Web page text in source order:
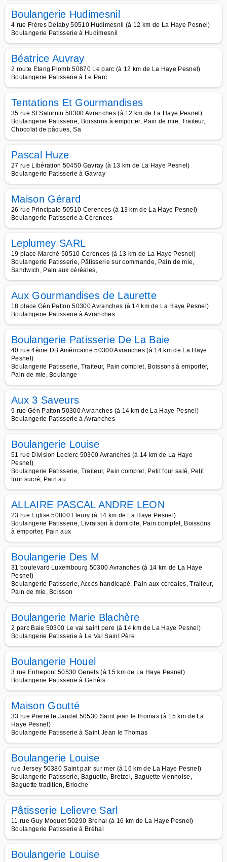
Boulangerie Hudimesnil
4 rue Frères Delaby 50510 Hudimesnil (à 12 km de La Haye Pesnel)
Boulangerie Patisserie à Hudimesnil
Béatrice Auvray
2 route Etang Plomb 50870 Le parc (à 12 km de La Haye Pesnel)
Boulangerie Patisserie à Le Parc
Tentations Et Gourmandises
35 rue St Saturnin 50300 Avranches (à 12 km de La Haye Pesnel)
Boulangerie Patisserie, Boissons à emporter, Pain de mie, Traiteur,
Chocolat de pâques, Sa
Pascal Huze
27 rue Libération 50450 Gavray (à 13 km de La Haye Pesnel)
Boulangerie Patisserie à Gavray
Maison Gérard
26 rue Principale 50510 Cerences (à 13 km de La Haye Pesnel)
Boulangerie Patisserie à Cérences
Leplumey SARL
19 place Marché 50510 Cerences (à 13 km de La Haye Pesnel)
Boulangerie Patisserie, Pâtisserie sur commande, Pain de mie,
Sandwich, Pain aux céréales,
Aux Gourmandises de Laurette
18 place Gén Patton 50300 Avranches (à 14 km de La Haye Pesnel)
Boulangerie Patisserie à Avranches
Boulangerie Patisserie De La Baie
40 rue 4ème DB Américaine 50300 Avranches (à 14 km de La Haye
Pesnel)
Boulangerie Patisserie, Traiteur, Pain complet, Boissons à emporter,
Pain de mie, Boulange
Aux 3 Saveurs
9 rue Gén Patton 50300 Avranches (à 14 km de La Haye Pesnel)
Boulangerie Patisserie à Avranches
Boulangerie Louise
51 rue Division Leclerc 50300 Avranches (à 14 km de La Haye
Pesnel)
Boulangerie Patisserie, Traiteur, Pain complet, Petit four salé, Petit
four sucré, Pain au
ALLAIRE PASCAL ANDRE LEON
23 rue Eglise 50800 Fleury (à 14 km de La Haye Pesnel)
Boulangerie Patisserie, Livraison à domicile, Pain complet, Boissons
à emporter, Pain aux
Boulangerie Des M
31 boulevard Luxembourg 50300 Avranches (à 14 km de La Haye
Pesnel)
Boulangerie Patisserie, Accès handicapé, Pain aux céréales, Traiteur,
Pain de mie, Boisson
Boulangerie Marie Blachère
2 parc Baie 50300 Le val saint pere (à 14 km de La Haye Pesnel)
Boulangerie Patisserie à Le Val Saint Père
Boulangerie Houel
3 rue Entrepont 50530 Genets (à 15 km de La Haye Pesnel)
Boulangerie Patisserie à Genêts
Maison Goutté
33 rue Pierre le Jaudet 50530 Saint jean le thomas (à 15 km de La
Haye Pesnel)
Boulangerie Patisserie à Saint Jean le Thomas
Boulangerie Louise
rue Jersey 50380 Saint pair sur mer (à 16 km de La Haye Pesnel)
Boulangerie Patisserie, Baguette, Bretzel, Baguette viennoise,
Baguette tradition, Brioche
Pâtisserie Lelievre Sarl
11 rue Guy Moquet 50290 Brehal (à 16 km de La Haye Pesnel)
Boulangerie Patisserie à Bréhal
Boulangerie Louise